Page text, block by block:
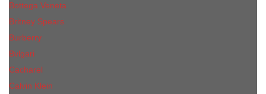
Bottega Veneta
Britney Spears
Burberry
Bvlgari
Cacharel
Calvin Klein